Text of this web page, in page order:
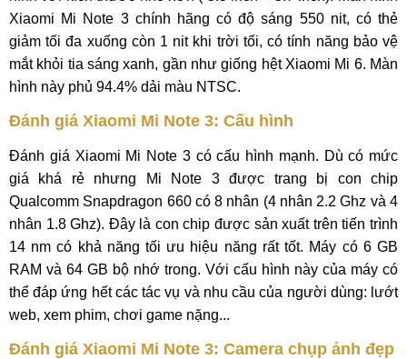
Xiaomi Mi Note 3 chính hãng có độ sáng 550 nit, có thẻ
giảm tối đa xuống còn 1 nit khi trời tối, có tính năng bảo vệ
mắt khỏi tia sáng xanh, gần như giống hệt Xiaomi Mi 6. Màn
hình này phủ 94.4% dải màu NTSC.
Đánh giá Xiaomi Mi Note 3: Cấu hình
Đánh giá Xiaomi Mi Note 3 có cấu hình mạnh. Dù có mức
giá khá rẻ nhưng Mi Note 3 được trang bị con chip
Qualcomm Snapdragon 660 có 8 nhân (4 nhân 2.2 Ghz và 4
nhân 1.8 Ghz). Đây là con chip được sản xuất trên tiến trình
14 nm có khả năng tối ưu hiệu năng rất tốt. Máy có 6 GB
RAM và 64 GB bộ nhớ trong. Với cấu hình này của máy có
thể đáp ứng hết các tác vụ và nhu cầu của người dùng: lướt
web, xem phim, chơi game nặng...
Đánh giá Xiaomi Mi Note 3: Camera chụp ảnh đẹp